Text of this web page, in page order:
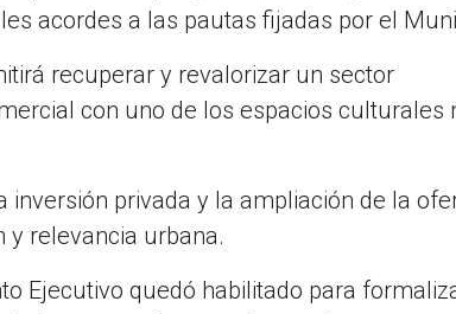
acordes a las pautas fijadas por el
recuperar y revalorizar un sector
con uno de los espacios culturales
privada y la ampliación de la
relevancia urbana.
Ejecutivo quedó habilitado para